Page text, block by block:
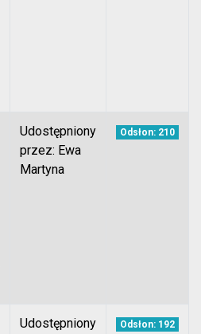
Udostępniony
przez: Ewa
Martyna
Odsłon: 210
Udostępniony
Odsłon: 192